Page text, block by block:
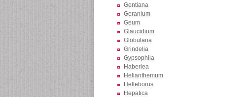
Gentiana
Geranium
Geum
Glaucidium
Globularia
Grindelia
Gypsophila
Haberlea
Helianthemum
Helleborus
Hepatica